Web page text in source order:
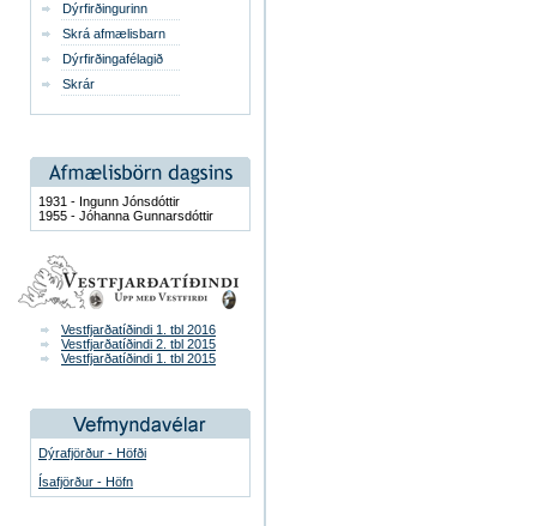
Dýrfirðingurinn
Skrá afmælisbarn
Dýrfirðingafélagið
Skrár
1931 - Ingunn Jónsdóttir
1955 - Jóhanna Gunnarsdóttir
Vestfjarðatíðindi 1. tbl 2016
Vestfjarðatíðindi 2. tbl 2015
Vestfjarðatíðindi 1. tbl 2015
Dýrafjörður - Höfði
Ísafjörður - Höfn